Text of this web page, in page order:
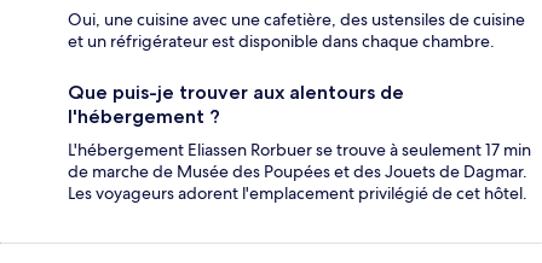
Oui, une cuisine avec une cafetière, des ustensiles de cuisine
et un réfrigérateur est disponible dans chaque chambre.
Que puis-je trouver aux alentours de
l'hébergement ?
L'hébergement Eliassen Rorbuer se trouve à seulement 17 min
de marche de Musée des Poupées et des Jouets de Dagmar.
Les voyageurs adorent l'emplacement privilégié de cet hôtel.